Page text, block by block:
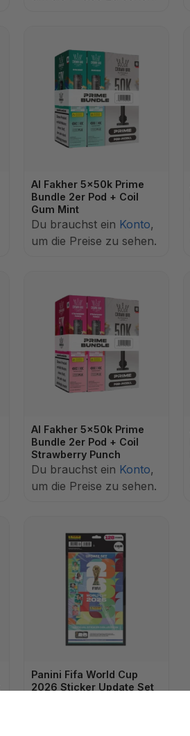
Al Fakher 5x50k Prime
Bundle 2er Pod + Coil
Gum Mint
Du brauchst ein Konto,
um die Preise zu sehen.
Al Fakher 5x50k Prime
Bundle 2er Pod + Coil
Strawberry Punch
Du brauchst ein Konto,
um die Preise zu sehen.
Panini Fifa World Cup
2026 Sticker Update Set